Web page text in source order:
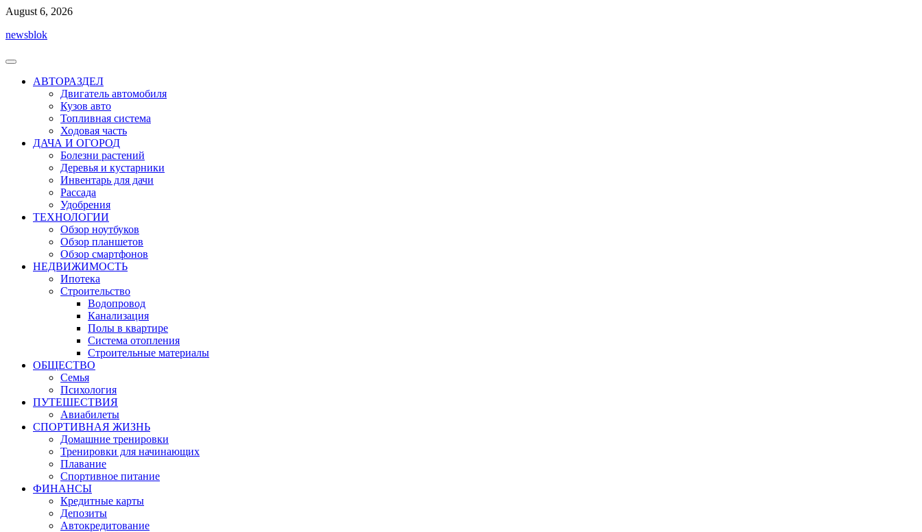
Перейти
содержимому
August 6, 2026
newsblok
АВТОРАЗДЕЛ
Двигатель автомобиля
Кузов авто
Топливная система
Ходовая часть
ДАЧА И ОГОРОД
Болезни растений
Деревья и кустарники
Инвентарь для дачи
Рассада
Удобрения
ТЕХНОЛОГИИ
Обзор ноутбуков
Обзор планшетов
Обзор смартфонов
НЕДВИЖИМОСТЬ
Ипотека
Строительство
Водопровод
Канализация
Полы в квартире
Система отопления
Строительные материалы
ОБЩЕСТВО
Семья
Психология
ПУТЕШЕСТВИЯ
Авиабилеты
СПОРТИВНАЯ ЖИЗНЬ
Домашние тренировки
Тренировки для начинающих
Плавание
Спортивное питание
ФИНАНСЫ
Кредитные карты
Депозиты
Автокредитование